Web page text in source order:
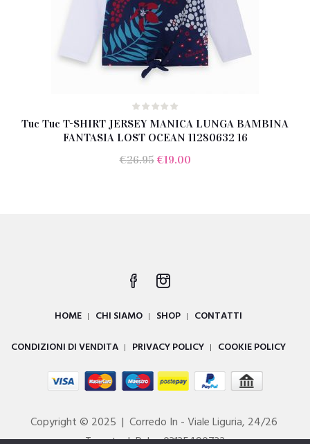
Tuc Tuc T-SHIRT JERSEY MANICA LUNGA BAMBINA
FANTASIA LOST OCEAN 11280632 16
€26.95 Il
€19.00Il
HOME CHI SIAMO SHOP
CONTATTI
CONDIZIONI DI VENDITA
PRIVACY POLICY COOKIE POLICY
Copyright © 2025 | Corredo In - Viale Liguria, 24/26